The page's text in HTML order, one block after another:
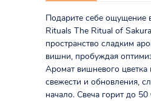
Подарите себе ощущение
Rituals The Ritual of
пространство сладким
вишни, пробуждая
Аромат вишневого цветка
свежести и обновления,
начало. Свеча горит до